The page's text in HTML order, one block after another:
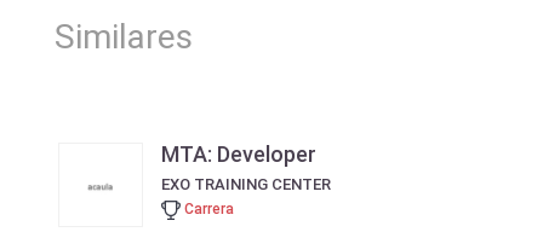
Similares
MTA: Developer
EXO TRAINING CENTER
Carrera